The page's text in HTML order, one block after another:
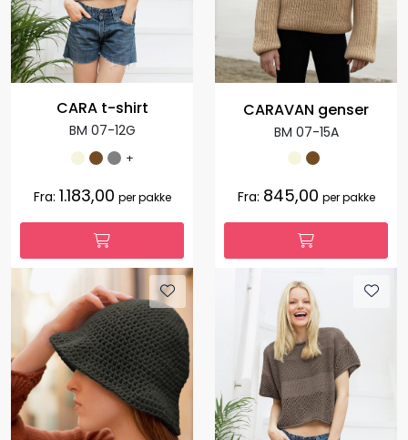
CARA t-shirt
BM 07-12G
+
Fra: 1.183,00 per pakke
CARAVAN genser
BM 07-15A
Fra: 845,00 per pakke